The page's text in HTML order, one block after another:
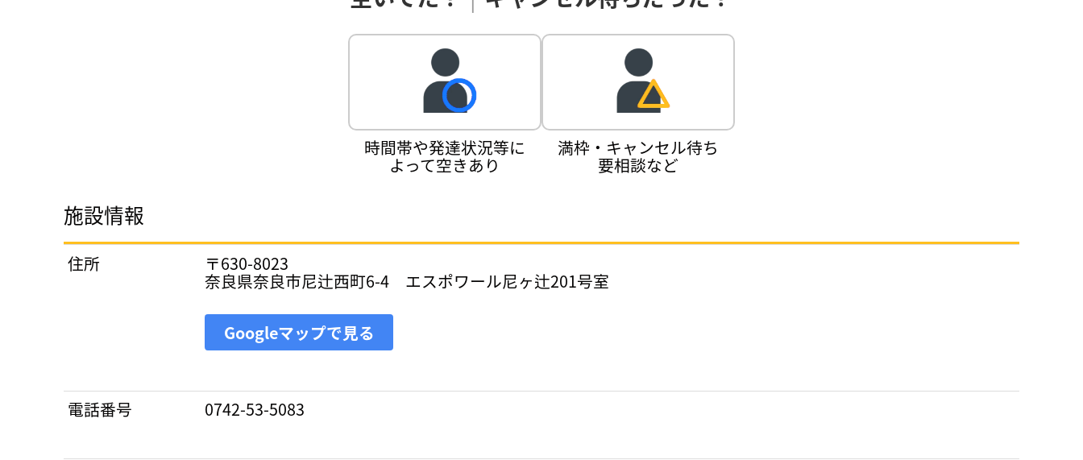
時間帯や発達状況等に
よって空きあり
満枠・キャンセル待ち
要相談など
施設情報
住所 〒630-8023
奈良県奈良市尼辻西町6-4 エスポワール尼ヶ辻201号室
Googleマップで見る
電話番号 0742-53-5083